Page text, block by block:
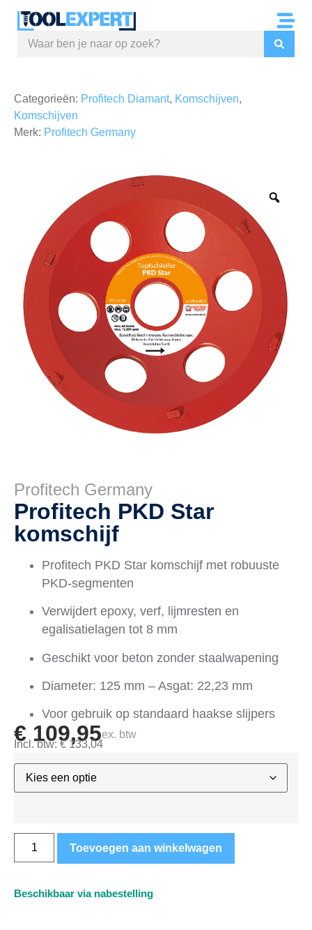
Categorieën: Profitech Diamant, Komschijven,
Komschijven
Merk: Profitech Germany
Profitech Germany
Profitech PKD Star
komschijf
Profitech PKD Star komschijf met robuuste
PKD-segmenten
Verwijdert epoxy, verf, lijmresten en
egalisatielagen tot 8 mm
Geschikt voor beton zonder staalwapening
Diameter: 125 mm – Asgat: 22,23 mm
Voor gebruik op standaard haakse slijpers
€109,95ex. btw
Incl. btw: €133,04
Beschikbaar via nabestelling
Toevoegen aan winkelwagen